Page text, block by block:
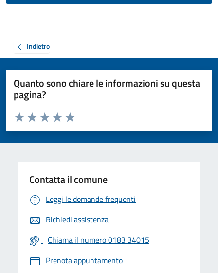
Indietro
Quanto sono chiare le informazioni su questa
pagina?
Valuta da 1 a 5 stelle la pagina
Valuta 5 stelle su 5
Valuta 4 stelle su 5
Valuta 3 stelle su 5
Valuta 2 stelle su 5
Valuta 1 stelle su 5
Contatta il comune
Leggi le domande frequenti
Richiedi assistenza
Chiama il numero 0183 34015
Prenota appuntamento